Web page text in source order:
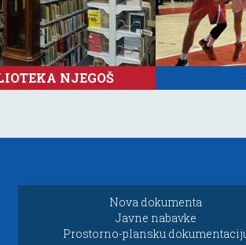
NJEGOŠ
Nova dokumenta
Javne nabavke
Prostorno-plansku